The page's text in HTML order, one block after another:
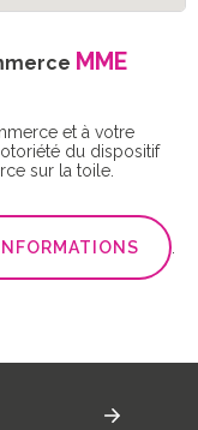
MME
et à votre
du dispositif
sur la toile.